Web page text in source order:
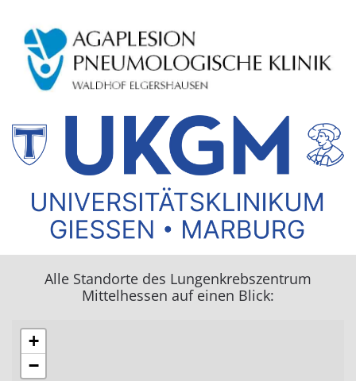
Alle Standorte des Lungenkrebszentrum
Mittelhessen auf einen Blick:
+
−